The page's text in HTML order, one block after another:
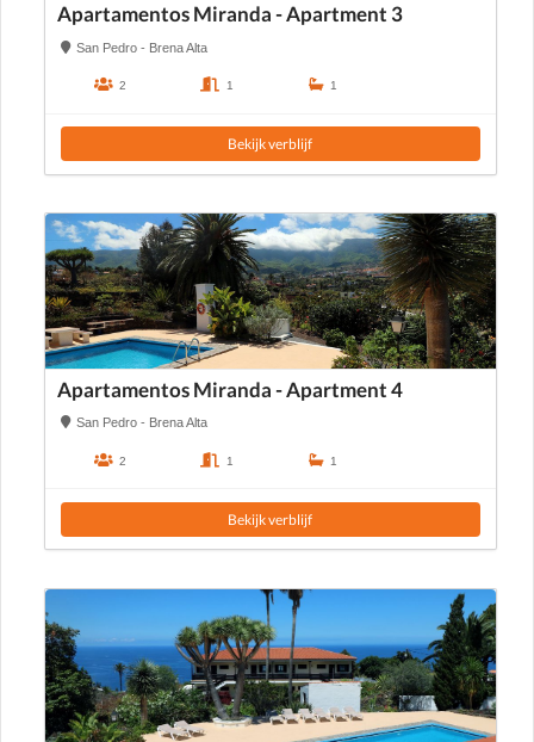
Apartamentos Miranda - Apartment 3
San Pedro - Brena Alta
2 1 1
Bekijk verblijf
Apartamentos Miranda - Apartment 4
San Pedro - Brena Alta
2 1 1
Bekijk verblijf